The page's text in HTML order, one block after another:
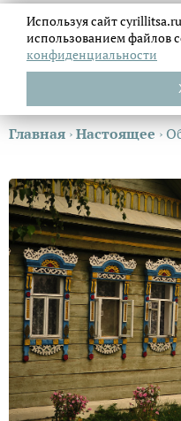
Главная ›Настоящее ›
Используя сайт
использованием файлов
конфиденциальности